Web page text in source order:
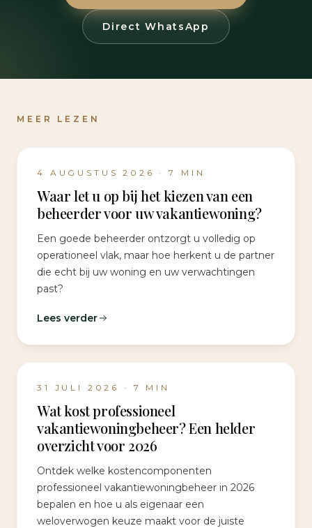
Direct WhatsApp
MEER LEZEN
4 AUGUSTUS 2026 ·7 MIN
Waar let u op bij het kiezen van een
beheerder voor uw vakantiewoning?
Een goede beheerder ontzorgt u volledig op
operationeel vlak, maar hoe herkent u de partner
die echt bij uw woning en uw verwachtingen
past?
Lees verder
31 JULI 2026 · 7 MIN
Wat kost professioneel
vakantiewoningbeheer? Een helder
overzicht voor 2026
Ontdek welke kostencomponenten
professioneel vakantiewoningbeheer in 2026
bepalen en hoe u als eigenaar een
weloverwogen keuze maakt voor de juiste